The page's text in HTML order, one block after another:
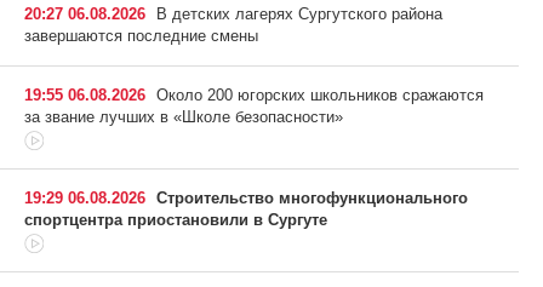
20:27 06.08.2026
В детских лагерях Сургутского района
завершаются последние смены
19:55 06.08.2026 Около 200 югорских школьников сражаются
за звание лучших в «Школе безопасности»
19:29 06.08.2026 Строительство многофункционального
спортцентра приостановили в Сургуте